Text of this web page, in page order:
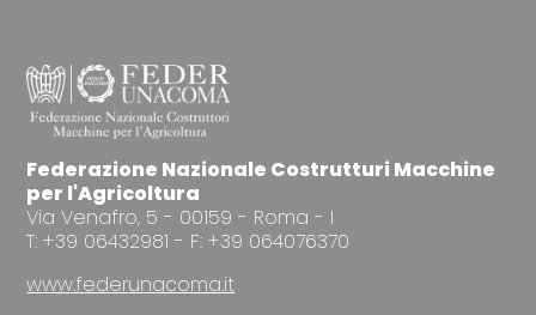
Federazione Nazionale Costrutturi Macchine
per l'Agricoltura
Via Venafro, 5 - 00159 - Roma - I
T: +39 06432981 - F: +39 064076370
www.federunacoma.it